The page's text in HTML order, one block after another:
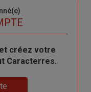
créez votre
Caracterres.